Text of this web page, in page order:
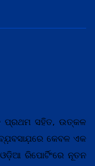
ପ୍ରଥମ ସହିତ, ଉତ୍କଳ
କେବଳ ଏକ
ରିପୋର୍ଟିଂରେ ନୂତନ